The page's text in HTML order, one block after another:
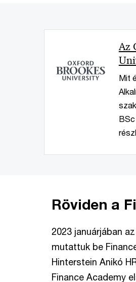
Az
Mit
Röviden a
2023 januárjában
mutattuk be
Hinterstein Anikó
Finance Academy